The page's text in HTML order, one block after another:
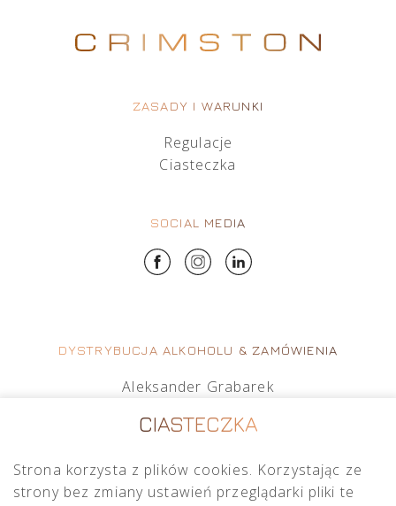
ZASADY I WARUNKI
Regulacje
Ciasteczka
SOCIAL MEDIA
DYSTRYBUCJA ALKOHOLU & ZAMÓWIENIA
Aleksander Grabarek
+48 512 569 456
Mateusz Sielczak
mateusz.s@crimston.pl
CIASTECZKA
Strona korzysta z plików cookies. Korzystając ze
strony bez zmiany ustawień przeglądarki pliki te